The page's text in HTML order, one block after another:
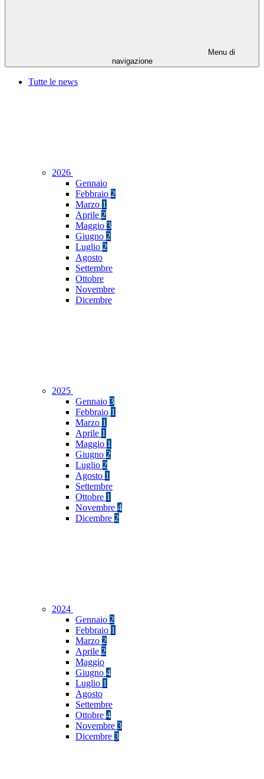
Menu di
navigazione
Tutte le news
2026
Gennaio
Febbraio 2
Marzo 1
Aprile 2
Maggio 3
Giugno 2
Luglio 2
Agosto
Settembre
Ottobre
Novembre
Dicembre
2025
Gennaio 3
Febbraio 1
Marzo 1
Aprile 1
Maggio 1
Giugno 2
Luglio 2
Agosto 1
Settembre
Ottobre 1
Novembre 4
Dicembre 2
2024
Gennaio 2
Febbraio 1
Marzo 2
Aprile 2
Maggio
Giugno 4
Luglio 1
Agosto
Settembre
Ottobre 4
Novembre 3
Dicembre 3